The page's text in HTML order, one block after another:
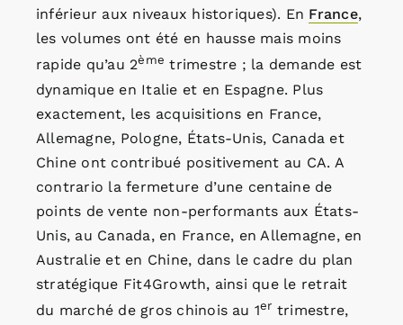
inférieur aux niveaux historiques). En France,
les volumes ont été en hausse mais moins
rapide qu’au 2èmetrimestre ; la demande est
dynamique en Italie et en Espagne. Plus
exactement, les acquisitions en France,
Allemagne, Pologne, États-Unis, Canada et
Chine ont contribué positivement au CA. A
contrario la fermeture d’une centaine de
points de vente non-performants aux États-
Unis, au Canada, en France, en Allemagne, en
Australie et en Chine, dans le cadre du plan
stratégique Fit4Growth, ainsi que le retrait
du marché de gros chinois au 1er trimestre,